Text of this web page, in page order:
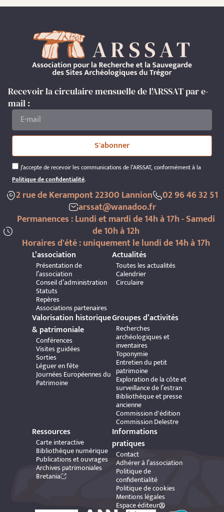
Recevoir la circulaire mensuelle de l'ARSSAT par e-
mail :
J’accepte de recevoir les communications de l’ARSSAT, conformément à la
Politique de confidentialité.
S'abonner
2 rue de Kerampont 22300 Lannion
02 96 46 32 51
arssat@wanadoo.fr
Permanences : Lundi et mardi de 14h à 17h - Samedi
de 10h à 12h
Horaires d'été : uniquement le lundi de 14h à 17h
L’association
Présentation de
l’association
Conseil d’administration
Statuts
Repères
Associations partenaires
Actualités
Toutes les actualités
Calendrier
Circulaire
Valorisation historique
& patrimoniale
Conférences
Visites guidées
Sorties
Léguer en fête
Journées Européennes du
Patrimoine
Groupes d’activités
Recherches
archéologiques et
inventaires
Toponymie
Entretien du petit
patrimoine
Exploration de la côte et
surveillance de l’estran
Bibliothèque et presse
ancienne
Commission d'édition
Commission Delestre
Ressources
Carte interactive
Bibliothèque numérique
Publications et ouvrages
Archives patrimoniales
Bretania
Informations
pratiques
Contact
Adhérer à l’association
Politique de
confidentialité
Politique de cookies
Mentions légales
Espace éditeur